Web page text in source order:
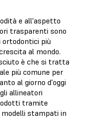
e all'aspetto
trasparenti sono
più
al mondo.
è che si tratta
più comune per
al giorno d'oggi
allineatori
tramite
stampati in